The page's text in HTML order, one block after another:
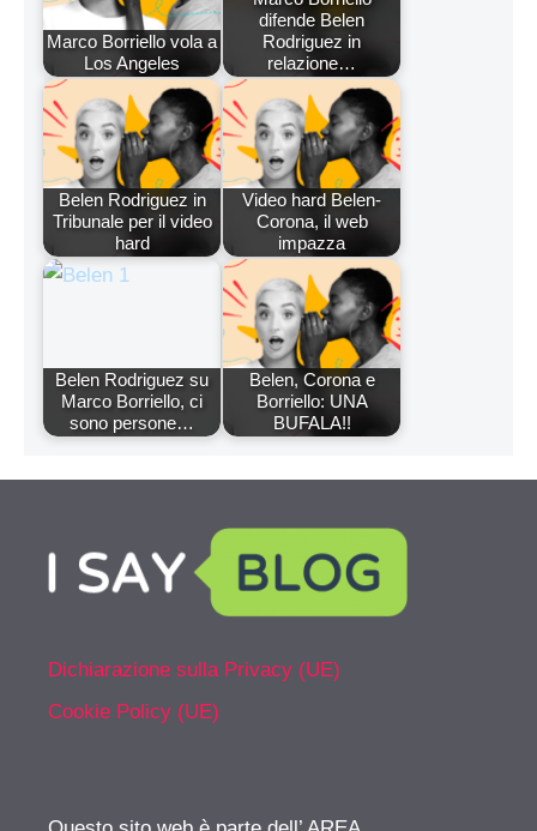
Marco Borriello vola a
Los Angeles
difende Belen
Rodriguez in
relazione…
Belen Rodriguez in
Tribunale per il video
hard
Video hard Belen-
Corona, il web
impazza
Belen Rodriguez su
Marco Borriello, ci
sono persone…
Belen, Corona e
Borriello: UNA
BUFALA!!
Dichiarazione sulla Privacy (UE)
Cookie Policy (UE)